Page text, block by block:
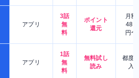
アプリ
3話
無
料
ポイント
還元
月額
480
円〜
アプリ
1話
無
料
無料試し
読み
都度
入